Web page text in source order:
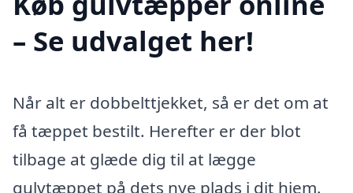
– Se udvalget her!
Når alt er dobbelttjekket, så er det om at
få tæppet bestilt. Herefter er der blot
tilbage at glæde dig til at lægge
gulvtæppet på dets nye plads i dit hjem.